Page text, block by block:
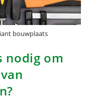
bouwplaats
nodig om